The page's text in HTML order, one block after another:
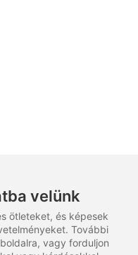
velünk
ötleteket, és képesek
További
vagy forduljon